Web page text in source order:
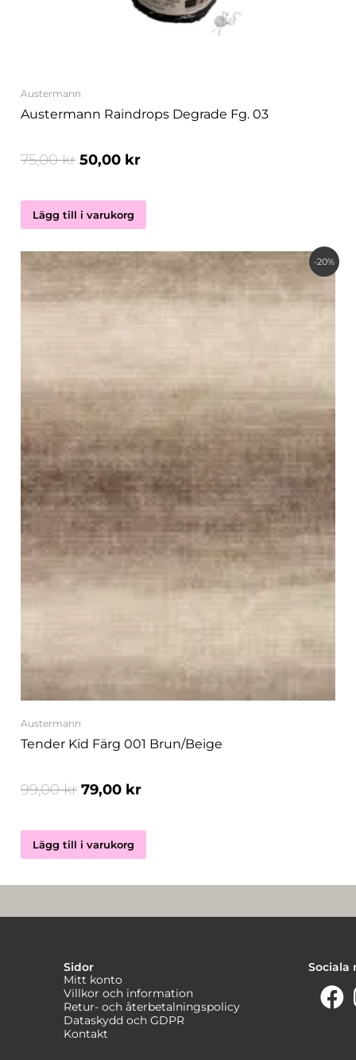
Austermann
Austermann Raindrops Degrade Fg. 03
75,00kr 50,00 kr
Lägg till i varukorg
-20%
Austermann
Tender Kid Färg 001 Brun/beige
99,00kr
Det
ursprungliga
priset
79,00 kr
Det
nuvarande
priset
Lägg till i varukorg
Sidor
Mitt konto
Villkor och information
Retur- och återbetalningspolicy
Dataskydd och GDPR
Kontakt
Sociala